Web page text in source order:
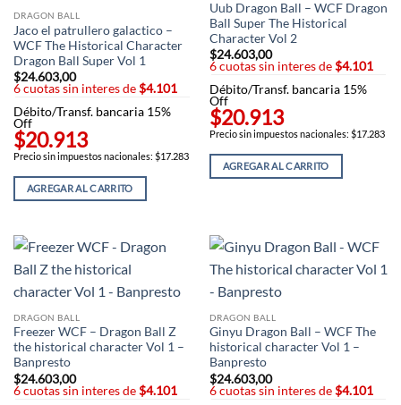
DRAGON BALL
Jaco el patrullero galactico –
WCF The Historical Character
Dragon Ball Super Vol 1
$24.603,00
6 cuotas sin interes de$4.101
Débito/Transf. bancaria 15%
Off
$20.913
Precio sin impuestos nacionales: $17.283
AGREGAR AL CARRITO
Uub Dragon Ball – WCF Dragon
Ball Super The Historical
Character Vol 2
$24.603,00
6 cuotas sin interes de$4.101
Débito/Transf. bancaria 15%
Off
$20.913
Precio sin impuestos nacionales: $17.283
AGREGAR AL CARRITO
DRAGON BALL
Freezer WCF – Dragon Ball Z
the historical character Vol 1 –
Banpresto
$24.603,00
6 cuotas sin interes de$4.101
DRAGON BALL
Ginyu Dragon Ball – WCF The
historical character Vol 1 –
Banpresto
$24.603,00
6 cuotas sin interes de$4.101